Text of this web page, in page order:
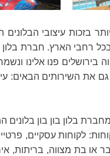
בזכות עיצובי
רחבי הארץ. חברת
פנו אלינו
גם את השירותים
בלון בון בון
או בת מצווה, בריתות,